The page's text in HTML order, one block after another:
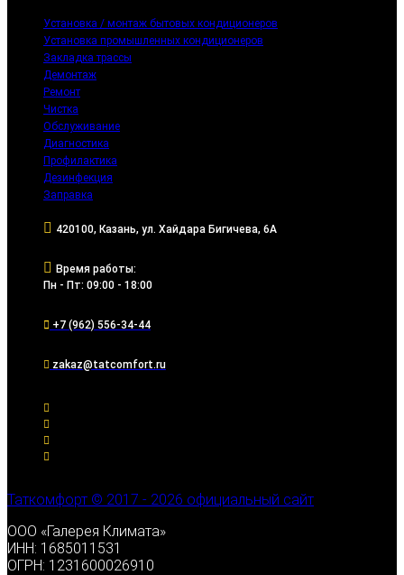
Установка / монтаж бытовых кондиционеров
Установка промышленных кондиционеров
Закладка трассы
Демонтаж
Ремонт
Чистка
Обслуживание
Диагностика
Профилактика
Дезинфекция
Заправка
420100, Казань, ул. Хайдара Бигичева, 6А
Время работы:
Пн - Пт: 09:00 - 18:00
+7 (962) 556-34-44
zakaz@tatcomfort.ru
Таткомфорт © 2017 - 2026 официальный сайт
ООО «Галерея Климата»
ИНН: 1685011531
ОГРН: 1231600026910